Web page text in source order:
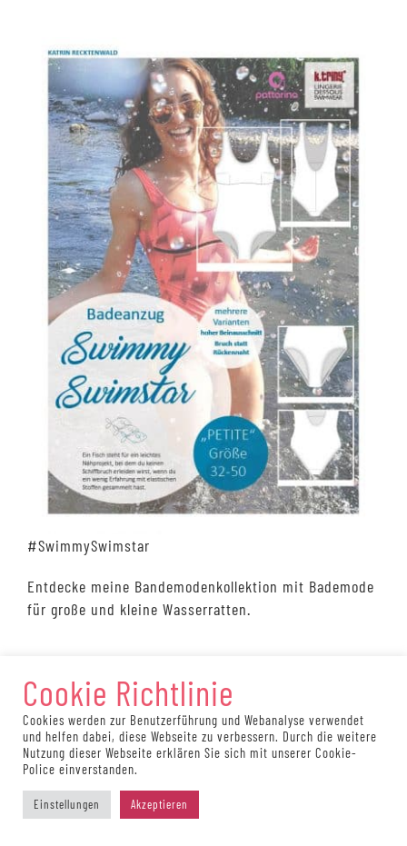
#SwimmySwimstar
Entdecke meine Bandemodenkollektion mit Bademode
für große und kleine Wasserratten.
Cookie Richtlinie
Cookies werden zur Benutzerführung und Webanalyse verwendet
und helfen dabei, diese Webseite zu verbessern. Durch die weitere
Nutzung dieser Webseite erklären Sie sich mit unserer Cookie-
Police einverstanden.
Einstellungen Akzeptieren